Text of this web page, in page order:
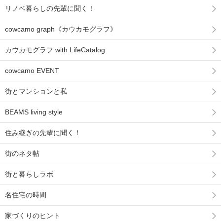
リノベ暮らしの先輩に聞く！
cowcamo graph《カウカモグラフ》
カウカモグラフ with LifeCatalog
cowcamo EVENT
街とマンションと私
BEAMS living style
住み継ぎの先輩に聞く！
街のネタ帖
街と暮らしラボ
名住宅の時間
家づくりのヒント